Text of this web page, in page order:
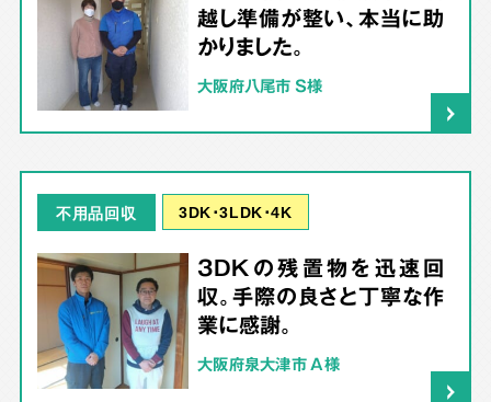
越し準備が整い、本当に助
かりました。
大阪府八尾市 S様
不用品回収 3DK･3LDK･4K
3DKの残置物を迅速回
収。手際の良さと丁寧な作
業に感謝。
大阪府泉大津市 A様